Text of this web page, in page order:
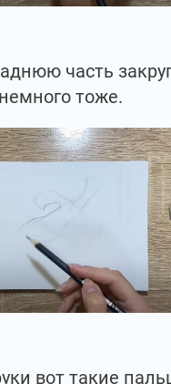
часть
немного тоже.
вот такие